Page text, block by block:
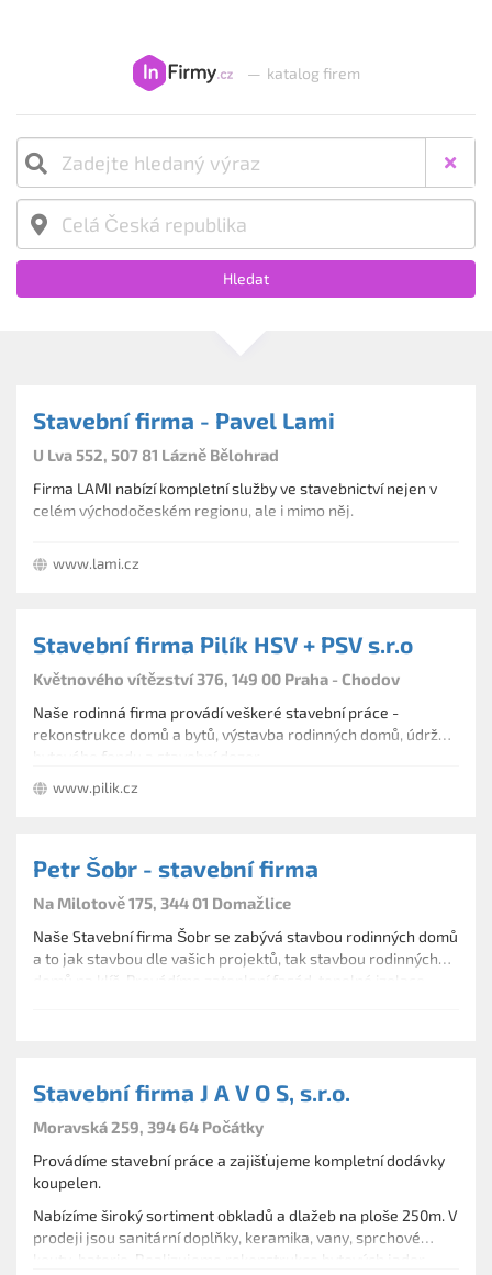
— katalog firem
Hledat
Stavební firma - Pavel Lami
U Lva 552, 507 81 Lázně Bělohrad
Firma LAMI nabízí kompletní služby ve stavebnictví nejen v
celém východočeském regionu, ale i mimo něj.
www.lami.cz
Stavební firma Pilík HSV + PSV s.r.o
Květnového vítězství 376, 149 00 Praha - Chodov
Naše rodinná firma provádí veškeré stavební práce -
rekonstrukce domů a bytů, výstavba rodinných domů, údržbu
bytového fondu a stavební dozor.
www.pilik.cz
Petr Šobr - stavební firma
Na Milotově 175, 344 01 Domažlice
Naše Stavební firma Šobr se zabývá stavbou rodinných domů
a to jak stavbou dle vašich projektů, tak stavbou rodinných
domů na klíč. Provádíme zateplení fasád, tepelné izolace
Stavební firma J A V O S, s.r.o.
Moravská 259, 394 64 Počátky
Provádíme stavební práce a zajišťujeme kompletní dodávky
koupelen.
Nabízíme široký sortiment obkladů a dlažeb na ploše 250m. V
prodeji jsou sanitární doplňky, keramika, vany, sprchové
kouty, baterie. Realizujeme rekonstrukce bytových jader.